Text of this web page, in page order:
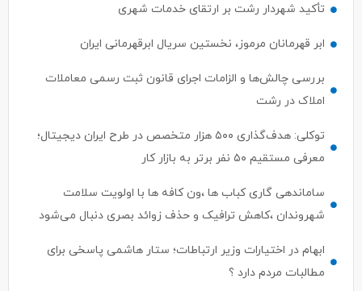
تأکید شهردار رشت بر ارتقای خدمات شهری
ابر قهرمانان مرموز، نخستین سریال ابرقهرمانی ایران
بررسی چالش‌ها و الزامات اجرای قانون ثبت رسمی معاملات
املاک در رشت
توکلی: هدف‌گذاری ۵۰۰ هزار متخصص در طرح ایران دیجیتال؛
معرفی مستقیم ۵۰ نفر برتر به بازار کار
ساماندهی گاری کباب ها ،ون کافه ها با اولویت سلامت
شهروندان ،کاهش ترافیک و حذف زوائد بصری دنبال می‌شود
ابهام در اختیارات وزیر ارتباطات؛ ستار هاشمی پاسخی برای
مطالبات مردم دارد ؟